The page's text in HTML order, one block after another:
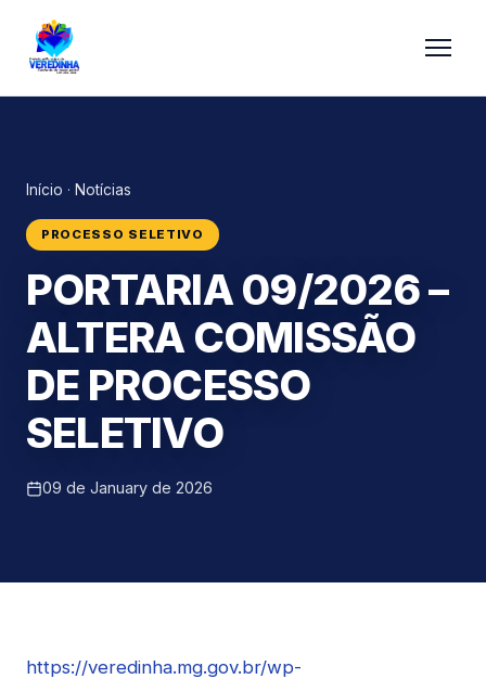
Início · Notícias
PROCESSO SELETIVO
PORTARIA 09/2026 –
ALTERA COMISSÃO
DE PROCESSO
SELETIVO
09 de January de 2026
https://veredinha.mg.gov.br/wp-